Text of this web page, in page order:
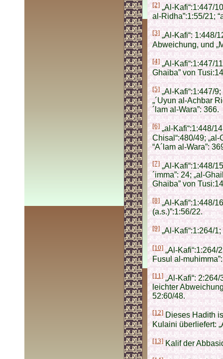
[2]„Al-Kafi“:1:447/
al-Ridha”:1:55/21;
[3]„Al-Kafi“: 1:448/
Abweichung, und
[4]„Al-Kafi“:1:447/
Ghaiba” von
[5]„Al-Kafi“:1:447/
„´Uyun al-Achbar
´lam al-Wara”: 366.
[6]„al-Kafi“:1:448/
Chisal“:480/49; „al-
“A´lam al-Wara”:
[7]„Al-Kafi“:1:448/
´imma”: 24; „al-
Ghaiba” von
[8]„Al-Kafi“:1:448/
(a.s.)”:1:56/22.
[9]„Al-Kafi“:1:264/
[10]„Al-Kafi“:1:264/
Fusul al-
[11]„Al-Kafi“: 2:264/
leichter
52:60/48.
[12]Dieses Hadith
Kulaini überliefert:
[13]Kalif der